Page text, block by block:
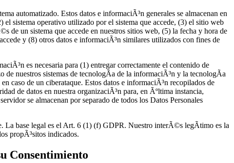
automatizado. Estos datos e informaciÃ³n generales se almacenan en
sistema operativo utilizado por el sistema que accede, (3) el sitio web
de un sistema que accede en nuestros sitios web, (5) la fecha y hora de
y (8) otros datos e informaciÃ³n similares utilizados con fines de
es necesaria para (1) entregar correctamente el contenido de
nuestros sistemas de tecnologÃ­a de la informaciÃ³n y la tecnologÃ­a
caso de un ciberataque. Estos datos e informaciÃ³n recopilados de
de datos en nuestra organizaciÃ³n para, en Ãºltima instancia,
se almacenan por separado de todos los Datos Personales
La base legal es el Art. 6 (1) (f) GDPR. Nuestro interÃ©s legÃ­timo es la
propÃ³sitos indicados.
Consentimiento